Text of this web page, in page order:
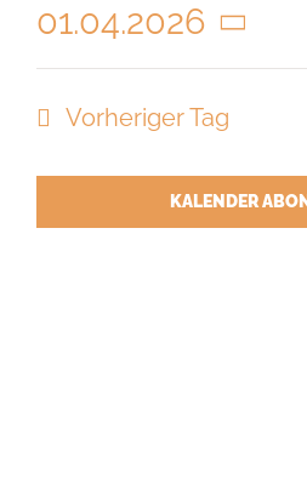
01.04.2026
Datum
wählen.
Vorheriger Tag
KALENDER